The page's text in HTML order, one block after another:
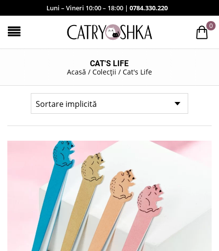
Luni – Vineri 10:00 – 18:00 | 0784.330.220
0
CAT'S LIFE
Acasă / Colecții / Cat's Life